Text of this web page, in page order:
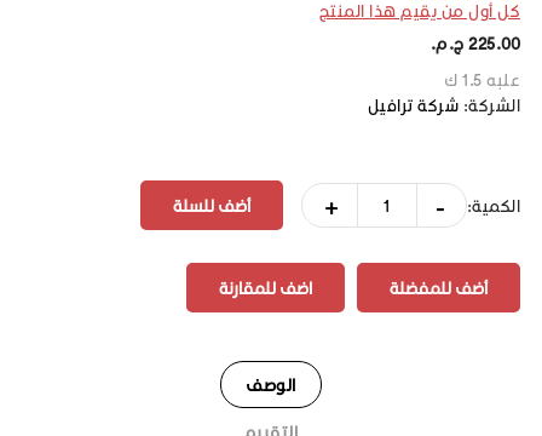
كل أول من يقيم هذا المنتج
225.00 ج.م.‏
علبه 1.5 ك
الشركة: شركة ترافيل
الكمية: -
+
أضف للمفضلة اضف للمقارنة
الوصف
التقييم